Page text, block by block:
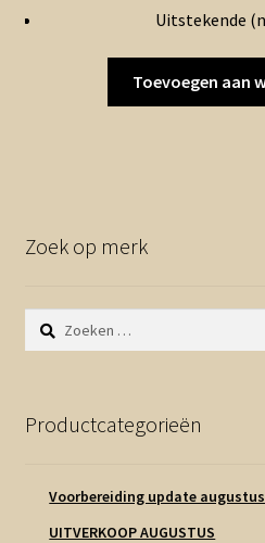
Uitstekende
Toevoegen aan
Zoek op merk
Zoeken
naar:
Productcategorieën
Voorbereiding update augustus
UITVERKOOP AUGUSTUS